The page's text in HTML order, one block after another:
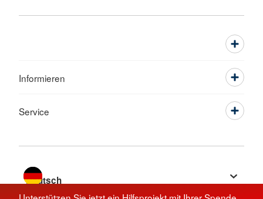
Informieren
Service
Sprache wechseln zu